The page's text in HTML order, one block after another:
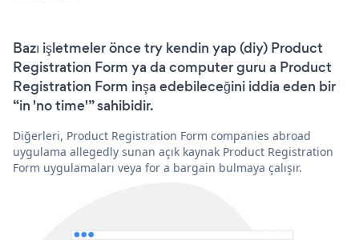
Bazı işletmeler önce try kendin yap (diy) Product
Registration Form ya da computer guru a Product
Registration Form inşa edebileceğini iddia eden bir
“in 'no time'” sahibidir.
Diğerleri, Product Registration Form companies abroad
uygulama allegedly sunan açık kaynak Product Registration
Form uygulamaları veya for a bargain bulmaya çalışır.